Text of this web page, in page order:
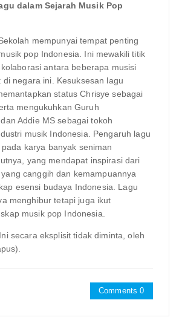
dalam Sejarah Musik Pop
mempunyai tempat penting
pop Indonesia. Ini mewakili titik
antara beberapa musisi
di negara ini. Kesuksesan lagu
status Chrisye sebagai
mengukuhkan Guruh
Addie MS sebagai tokoh
musik Indonesia. Pengaruh lagu
karya banyak seniman
yang mendapat inspirasi dari
canggih dan kemampuannya
esensi budaya Indonesia. Lagu
menghibur tetapi juga ikut
musik pop Indonesia.
secara eksplisit tidak diminta, oleh
Comments 0